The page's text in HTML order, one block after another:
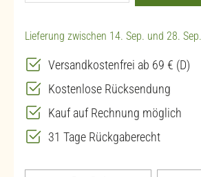
Lieferung zwischen 14. Sep. und 28. Sep.
Versandkostenfrei ab 69 € (D)
Kostenlose Rücksendung
Kauf auf Rechnung möglich
31 Tage Rückgaberecht